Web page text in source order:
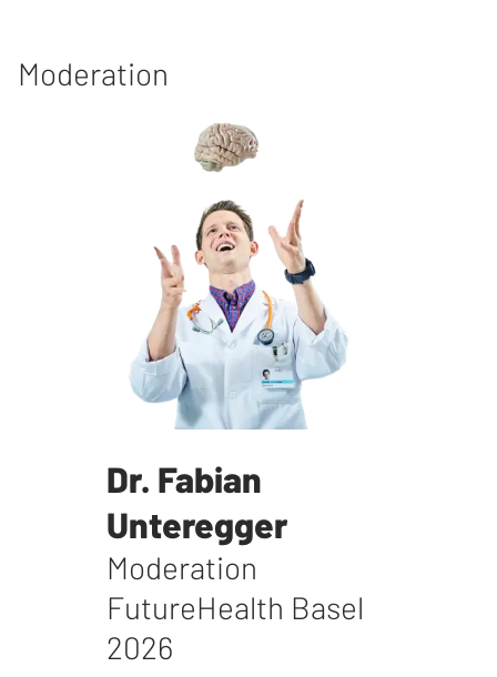
Moderation
Dr. Fabian
Unteregger
Moderation
FutureHealth Basel
2026